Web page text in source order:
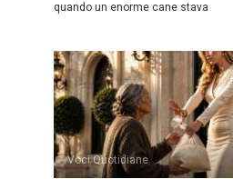
quando un enorme cane stava
Voci Quotidiane